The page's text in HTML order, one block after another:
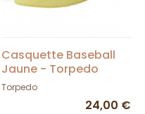
Casquette Baseball
Jaune - Torpedo
Torpedo
24,00 €